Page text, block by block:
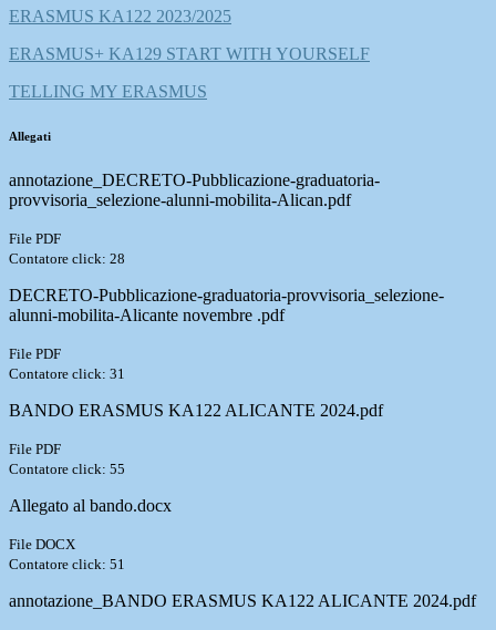
ERASMUS KA122 2023/2025
ERASMUS+ KA129 START WITH YOURSELF
TELLING MY ERASMUS
Allegati
annotazione_DECRETO-Pubblicazione-graduatoria-
provvisoria_selezione-alunni-mobilita-Alican.pdf
File PDF
Contatore click: 28
DECRETO-Pubblicazione-graduatoria-provvisoria_selezione-
alunni-mobilita-Alicante novembre .pdf
File PDF
Contatore click: 31
BANDO ERASMUS KA122 ALICANTE 2024.pdf
File PDF
Contatore click: 55
Allegato al bando.docx
File DOCX
Contatore click: 51
annotazione_BANDO ERASMUS KA122 ALICANTE 2024.pdf